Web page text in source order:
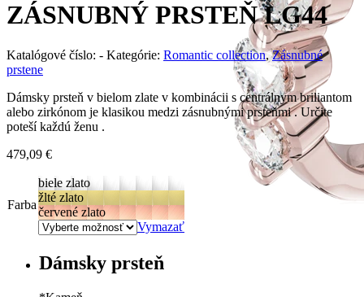
ZÁSNUBNÝ PRSTEŇ LG44
Katalógové číslo: - Kategórie: Romantic collection, Zásnubné
prstene
Dámsky prsteň v bielom zlate v kombinácii s centrálnym briliantom
alebo zirkónom je klasikou medzi zásnubnými prsteňmi . Určite
poteší každú ženu .
479,09 €
Farba
biele zlato
žlté zlato
červené zlato
Vymazať
Dámsky prsteň